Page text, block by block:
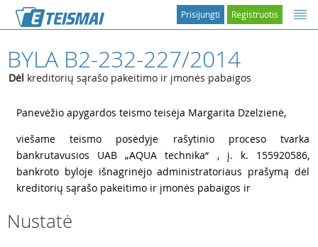
Registruotis
Prisijungti
BYLA B2-232-227/2014
Dėl kreditorių sąrašo pakeitimo ir įmonės pabaigos
Panevėžio apygardos teismo teisėja Margarita Dzelzienė,
viešame teismo posėdyje rašytinio proceso tvarka
bankrutavusios UAB „AQUA technika“ , į. k. 155920586,
bankroto byloje išnagrinėjo administratoriaus prašymą dėl
kreditorių sąrašo pakeitimo ir įmonės pabaigos ir
Nustatė